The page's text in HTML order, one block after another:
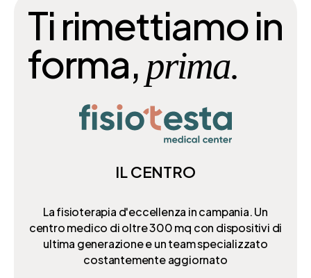
Ti rimettiamo in
forma, prima.
IL CENTRO
La fisioterapia d'eccellenza in campania. Un
centro medico di oltre 300 mq con dispositivi di
ultima generazione e un team specializzato
costantemente aggiornato